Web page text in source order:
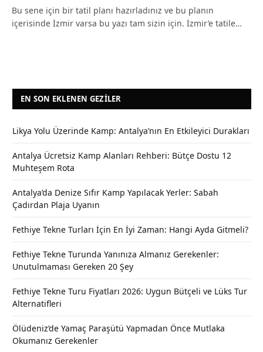
Bu sene için bir tatil planı hazırladınız ve bu planın
içerisinde İzmir varsa bu yazı tam sizin için. İzmir’e tatile…
EN SON EKLENEN GEZILER
Likya Yolu Üzerinde Kamp: Antalya’nın En Etkileyici Durakları
Antalya Ücretsiz Kamp Alanları Rehberi: Bütçe Dostu 12
Muhteşem Rota
Antalya’da Denize Sıfır Kamp Yapılacak Yerler: Sabah
Çadırdan Plaja Uyanın
Fethiye Tekne Turları İçin En İyi Zaman: Hangi Ayda Gitmeli?
Fethiye Tekne Turunda Yanınıza Almanız Gerekenler:
Unutulmaması Gereken 20 Şey
Fethiye Tekne Turu Fiyatları 2026: Uygun Bütçeli ve Lüks Tur
Alternatifleri
Ölüdeniz’de Yamaç Paraşütü Yapmadan Önce Mutlaka
Okumanız Gerekenler